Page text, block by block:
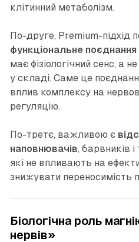
клітинний метаболізм.
По-друге, Premium-підхід
функціональне поєднання
має фізіологічний сенс, а
у складі. Саме це
вплив комплексу на
регуляцію.
По-третє, важливою є
наповнювачів, барвників
які не впливають на
знижувати переносимість
Біологічна роль
нервів»